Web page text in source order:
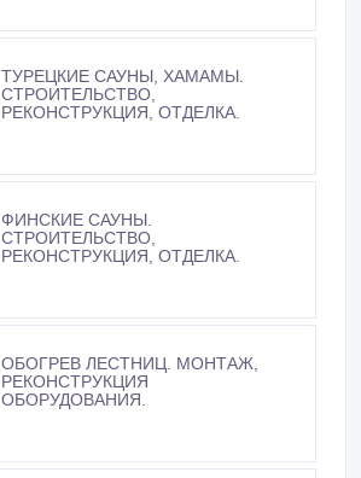
ТУРЕЦКИЕ САУНЫ, ХАМАМЫ.
СТРОИТЕЛЬСТВО,
РЕКОНСТРУКЦИЯ, ОТДЕЛКА.
ФИНСКИЕ САУНЫ.
СТРОИТЕЛЬСТВО,
РЕКОНСТРУКЦИЯ, ОТДЕЛКА.
ОБОГРЕВ ЛЕСТНИЦ. МОНТАЖ,
РЕКОНСТРУКЦИЯ
ОБОРУДОВАНИЯ.